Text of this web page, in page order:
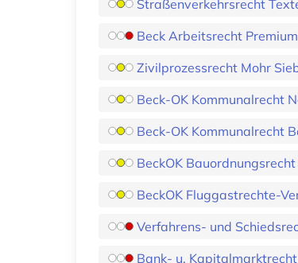
Straßenverkehrsrecht
Beck Arbeitsrecht Premium
Zivilprozessrecht Mohr
Beck-OK Kommunalrecht
Beck-OK Kommunalrecht
BeckOK
BeckOK Fluggastrechte-
Verfahrens- und
Bank- u. Kapitalmarktrecht